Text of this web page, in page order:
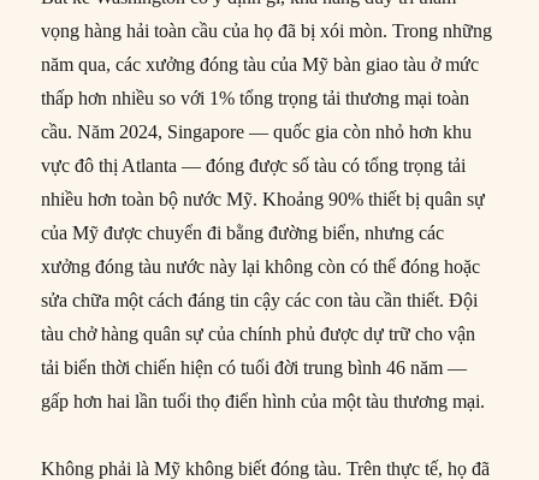
vọng hàng hải toàn cầu của họ đã bị xói mòn. Trong những
năm qua, các xưởng đóng tàu của Mỹ bàn giao tàu ở mức
thấp hơn nhiều so với 1% tổng trọng tải thương mại toàn
cầu. Năm 2024, Singapore — quốc gia còn nhỏ hơn khu
vực đô thị Atlanta — đóng được số tàu có tổng trọng tải
nhiều hơn toàn bộ nước Mỹ. Khoảng 90% thiết bị quân sự
của Mỹ được chuyển đi bằng đường biển, nhưng các
xưởng đóng tàu nước này lại không còn có thể đóng hoặc
sửa chữa một cách đáng tin cậy các con tàu cần thiết. Đội
tàu chở hàng quân sự của chính phủ được dự trữ cho vận
tải biển thời chiến hiện có tuổi đời trung bình 46 năm —
gấp hơn hai lần tuổi thọ điển hình của một tàu thương mại.
Không phải là Mỹ không biết đóng tàu. Trên thực tế, họ đã